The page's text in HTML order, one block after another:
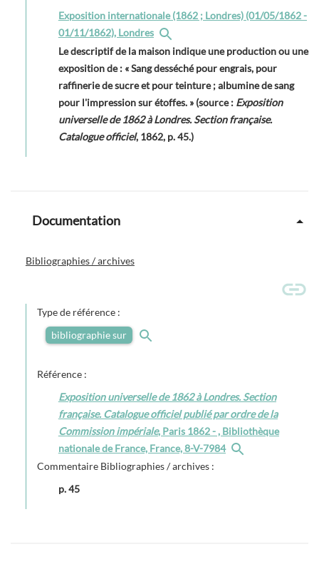
Exposition internationale (1862 ; Londres) (01/05/1862 -
01/11/1862), Londres
Le descriptif de la maison indique une production ou une
exposition de : « Sang desséché pour engrais, pour
raffinerie de sucre et pour teinture ; albumine de sang
pour l'impression sur étoffes. » (source : Exposition
universelle de 1862 à Londres. Section française.
Catalogue officiel, 1862, p. 45.)
Documentation
Bibliographies / archives
Type de référence :
bibliographie sur
Référence :
Exposition universelle de 1862 à Londres. Section
française. Catalogue officiel publié par ordre de la
Commission impériale, Paris 1862 - , Bibliothèque
nationale de France, France, 8-V-7984
Commentaire Bibliographies / archives :
p. 45